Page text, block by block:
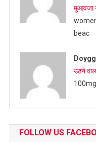
मुआवजा
beac
उठने
FOLLOW US